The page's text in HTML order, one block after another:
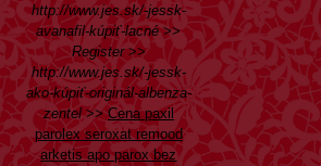
http://www.jes.sk/-jessk-
avanafil-kúpiť-lacné>>
Register>>
http://www.jes.sk/-jessk-
ako-kúpiť-originál-albenza-
zentel>>Cena paxil
parolex seroxat remood
arketis apo parox bez